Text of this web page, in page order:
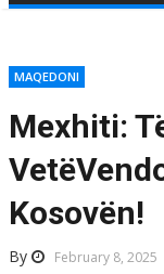
MAQEDONI
Mexhiti:
Kosovën!
By February 8, 2025